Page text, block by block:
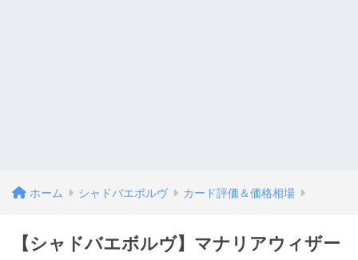
ホーム シャドバエボルヴ カード評価＆価格相場
【シャドバエボルヴ】マナリアウィザー